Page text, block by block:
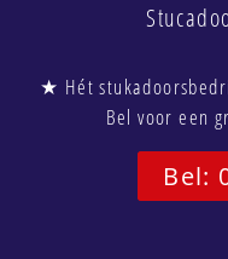
★ Hét
Bel voor een
Bel: